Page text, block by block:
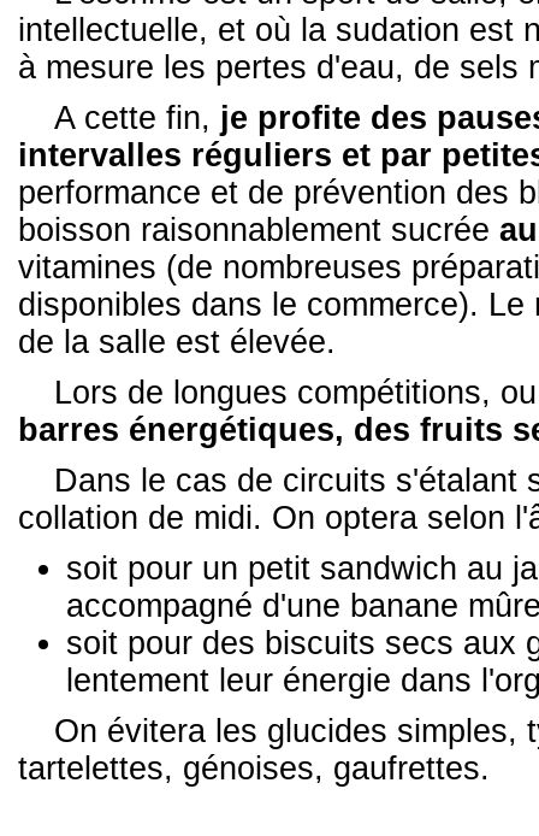
intellectuelle, et où la sudation est
à mesure les pertes d'eau, de sels
A cette fin, je profite des
intervalles réguliers et par
performance et de prévention des
boisson raisonnablement sucrée
vitamines (de nombreuses
disponibles dans le commerce).
de la salle est élevée.
Lors de longues compétitions,
barres énergétiques, des fruits
Dans le cas de circuits s'étalant
collation de midi. On optera selon
soit pour un petit sandwich au
accompagné d'une banane
soit pour des biscuits secs aux
lentement leur énergie dans
On évitera les glucides simples,
tartelettes, génoises, gaufrettes.